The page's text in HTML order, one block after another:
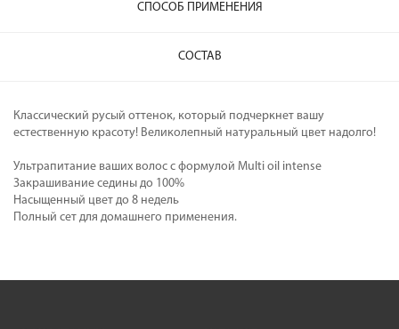
СПОСОБ ПРИМЕНЕНИЯ
СОСТАВ
Классический русый оттенок, который подчеркнет вашу
естественную красоту! Великолепный натуральный цвет надолго!
Ультрапитание ваших волос с формулой Multi oil intense
Закрашивание седины до 100%
Насыщенный цвет до 8 недель
Полный сет для домашнего применения.